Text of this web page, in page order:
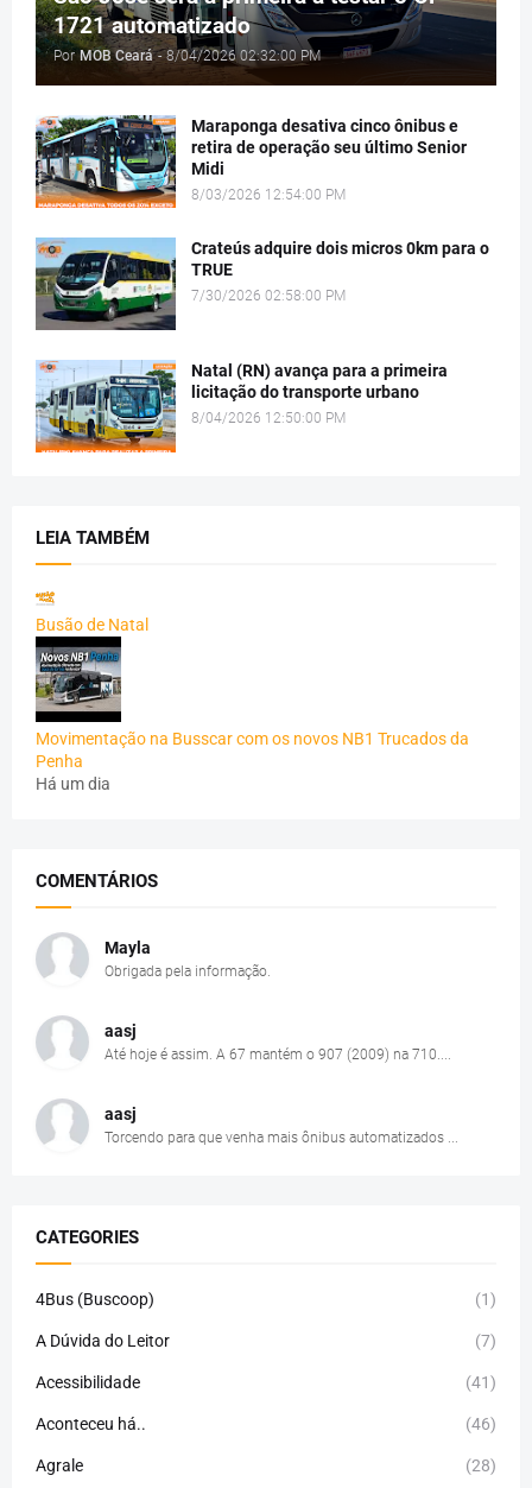
1721 automatizado
Por MOB Ceará - 8/04/2026 02:32:00 PM
Maraponga desativa cinco ônibus e
retira de operação seu último Senior
Midi
8/03/2026 12:54:00 PM
Crateús adquire dois micros 0km para o
TRUE
7/30/2026 02:58:00 PM
Natal (RN) avança para a primeira
licitação do transporte urbano
8/04/2026 12:50:00 PM
LEIA TAMBÉM
Busão de Natal
Movimentação na Busscar com os novos NB1 Trucados da
Penha
Há um dia
COMENTÁRIOS
Mayla
Obrigada pela informação.
aasj
Até hoje é assim. A 67 mantém o 907 (2009) na 710....
aasj
Torcendo para que venha mais ônibus automatizados ...
CATEGORIES
4Bus (Buscoop) (1)
A Dúvida do Leitor (7)
Acessibilidade (41)
Aconteceu há.. (46)
Agrale (28)